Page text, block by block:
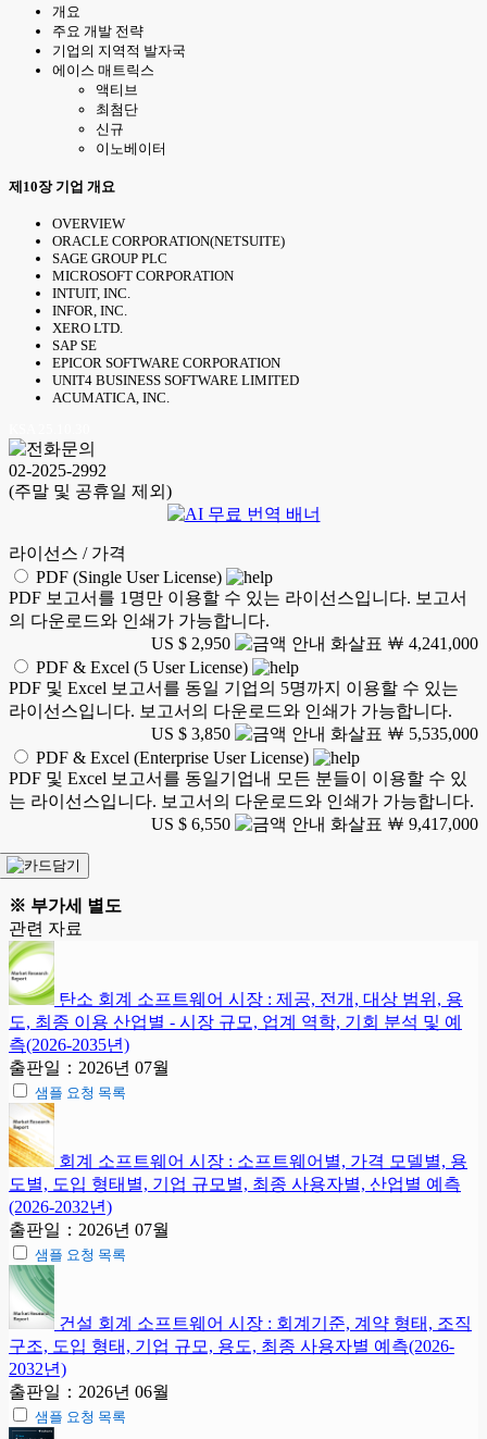
개요
주요 개발 전략
기업의 지역적 발자국
에이스 매트릭스
액티브
최첨단
신규
이노베이터
제10장 기업 개요
OVERVIEW
ORACLE CORPORATION(NETSUITE)
SAGE GROUP PLC
MICROSOFT CORPORATION
INTUIT, INC.
INFOR, INC.
XERO LTD.
SAP SE
EPICOR SOFTWARE CORPORATION
UNIT4 BUSINESS SOFTWARE LIMITED
ACUMATICA, INC.
02-2025-2992
(주말 및 공휴일 제외)
라이선스 / 가격
PDF (Single User License)
PDF 보고서를 1명만 이용할 수 있는 라이선스입니다. 보고서
의 다운로드와 인쇄가 가능합니다.
US $ 2,950
￦ 4,241,000
PDF & Excel (5 User License)
PDF 및 Excel 보고서를 동일 기업의 5명까지 이용할 수 있는
라이선스입니다. 보고서의 다운로드와 인쇄가 가능합니다.
US $ 3,850
￦ 5,535,000
PDF & Excel (Enterprise User License)
PDF 및 Excel 보고서를 동일기업내 모든 분들이 이용할 수 있
는 라이선스입니다. 보고서의 다운로드와 인쇄가 가능합니다.
US $ 6,550
￦ 9,417,000
※ 부가세 별도
관련 자료
탄소 회계 소프트웨어 시장 : 제공, 전개, 대상 범위, 용
도, 최종 이용 산업별 - 시장 규모, 업계 역학, 기회 분석 및 예
측(2026-2035년)
출판일：2026년 07월
샘플 요청 목록
회계 소프트웨어 시장 : 소프트웨어별, 가격 모델별, 용
도별, 도입 형태별, 기업 규모별, 최종 사용자별, 산업별 예측
(2026-2032년)
출판일：2026년 07월
샘플 요청 목록
건설 회계 소프트웨어 시장 : 회계기준, 계약 형태, 조직
구조, 도입 형태, 기업 규모, 용도, 최종 사용자별 예측(2026-
2032년)
출판일：2026년 06월
샘플 요청 목록